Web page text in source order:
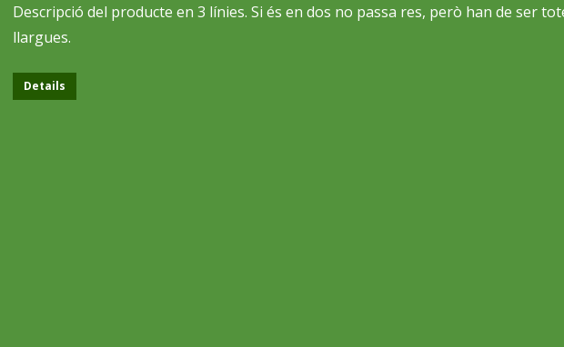
Descripció del producte en 3 línies. Si és en dos no passa res, però han de ser
llargues.
Details